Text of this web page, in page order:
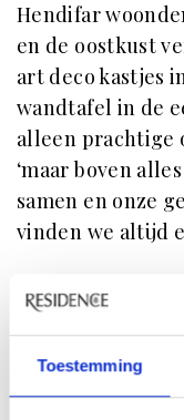
Toestemming
Hendifar
en de oostkust
art deco kastjes
wandtafel in de
alleen prachtige
‘maar boven
samen en onze
vinden we altijd